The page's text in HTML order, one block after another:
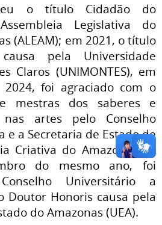
o título Cidadão do
Legislativa do
(ALEAM); em 2021, o título
pela Universidade
Claros (UNIMONTES), em
2024, foi agraciado com o
mestras dos saberes e
artes pelo Conselho
e a Secretaria de Estado de
Criativa do Amazonas; e,
do mesmo ano, foi
Universitário a
Doutor Honoris causa pela
do Amazonas (UEA).